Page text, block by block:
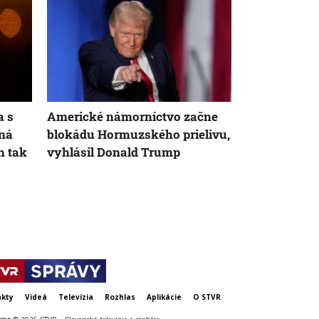
s
tak
Americké námorníctvo začne
blokádu Hormuzského prielivu,
vyhlásil Donald Trump
Videá Televízia Rozhlas Aplikácie O STVR